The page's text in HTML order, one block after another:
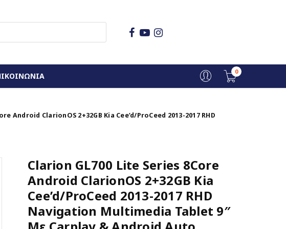
0
Android ClarionOS 2+32GB Kia Cee’d/ProCeed 2013-2017 RHD
Clarion GL700 Lite Series 8Core
Android ClarionOS 2+32GB Kia
Cee’d/ProCeed 2013-2017 RHD
Navigation Multimedia Tablet 9″